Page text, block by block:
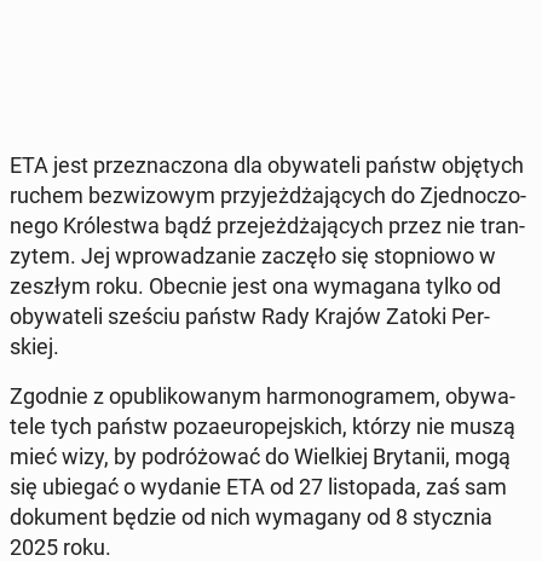
ETA jest prze­zna­czo­na dla oby­wa­te­li państw ob­ję­tych
ruchem bez­wi­zo­wym przy­jeż­dża­ją­cych do Zjed­no­czo­
ne­go Kró­le­stwa bądź prze­jeż­dża­ją­cych przez nie tran­
zy­tem. Jej wpro­wa­dza­nie zaczęło się stop­nio­wo w
zeszłym roku. Obecnie jest ona wy­ma­ga­na tylko od
oby­wa­te­li sześciu państw Rady Krajów Zatoki Per­
skiej.
Zgodnie z opu­bli­ko­wa­nym har­mo­no­gra­mem, oby­wa­
te­le tych państw po­za­eu­ro­pej­skich, którzy nie muszą
mieć wizy, by po­dró­żo­wać do Wiel­kiej Bry­ta­nii, mogą
się ubiegać o wydanie ETA od 27 li­sto­pa­da, zaś sam
do­ku­ment będzie od nich wy­ma­ga­ny od 8 stycz­nia
2025 roku.